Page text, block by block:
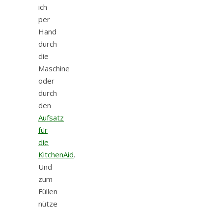
ich
per
Hand
durch
die
Maschine
oder
durch
den
Aufsatz
für
die
KitchenAid.
Und
zum
Füllen
nütze